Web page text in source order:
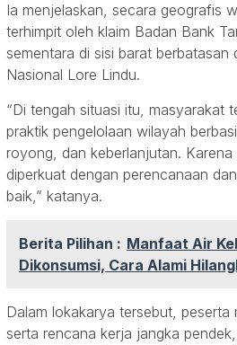
Ia menjelaskan, secara geografis
terhimpit oleh klaim Badan Bank
sementara di sisi barat berbatasan
Nasional Lore Lindu.
“Di tengah situasi itu, masyarakat
praktik pengelolaan wilayah
royong, dan keberlanjutan.
diperkuat dengan perencanaan
baik,” katanya.
Berita Pilihan : Manfaat Air
Dikonsumsi, Cara Alami
Dalam lokakarya tersebut, peserta
serta rencana kerja jangka